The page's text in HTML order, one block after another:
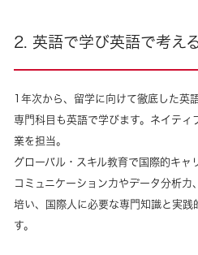
2. 英語で学び英語で考え
1年次から、留学に向けて徹底した英
専門科目も英語で学びます。ネイティ
業を担当。
グローバル・スキル教育で国際的キャ
コミュニケーション力やデータ分析力
培い、国際人に必要な専門知識と実践
す。